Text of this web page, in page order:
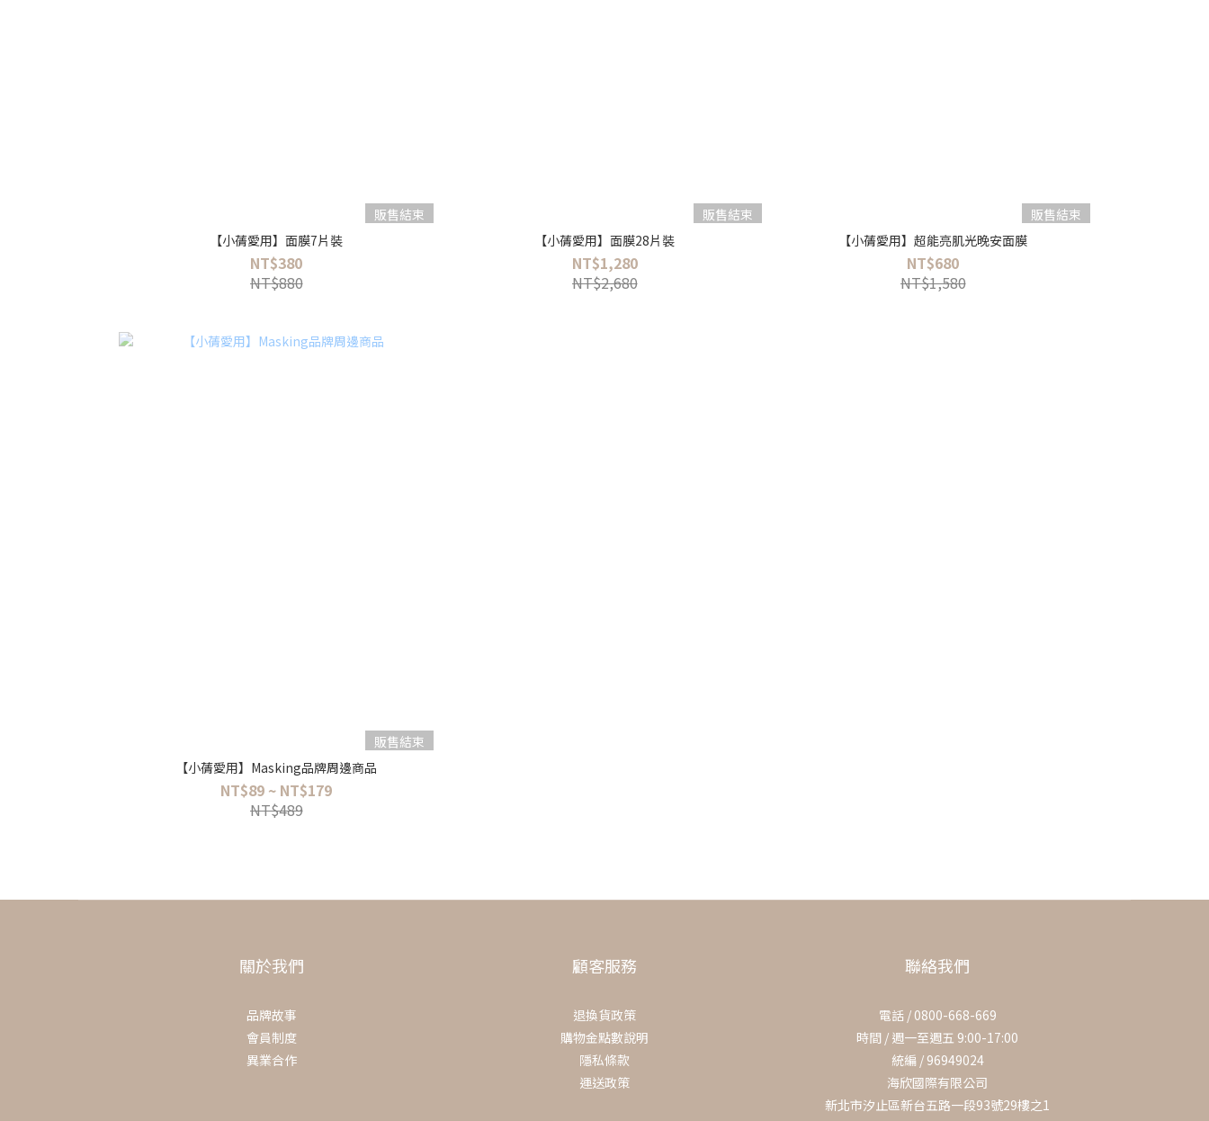
販售結束
【小蒨愛用】面膜7片裝
NT$380
NT$880
販售結束
【小蒨愛用】面膜28片裝
NT$1,280
NT$2,680
販售結束
【小蒨愛用】超能亮肌光晚安面膜
NT$680
NT$1,580
販售結束
【小蒨愛用】Masking品牌周邊商品
NT$89 ~ NT$179
NT$489
關於我們
品牌故事
會員制度
異業合作
顧客服務
退換貨政策
購物金點數說明
隱私條款
運送政策
聯絡我們
電話 / 0800-668-669
時間 / 週一至週五 9:00-17:00
統編 / 96949024
海欣國際有限公司
新北市汐止區新台五路一段93號29樓之1